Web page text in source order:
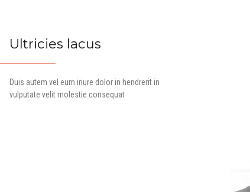
Ultricies lacus
Duis autem vel eum iriure dolor in hendrerit in
vulputate velit molestie consequat